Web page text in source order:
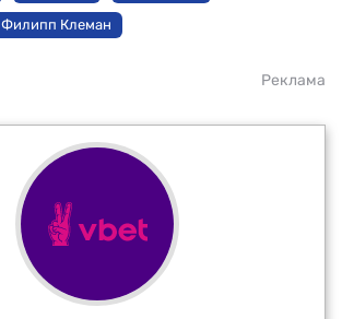
Филипп Клеман
Реклама